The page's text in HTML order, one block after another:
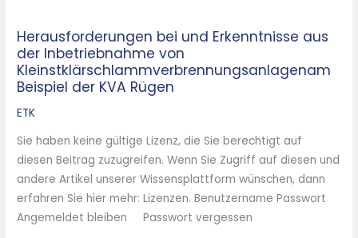
Herausforderungen bei und Erkenntnisse aus
der Inbetriebnahme von
Kleinstklärschlammverbrennungsanlagenam
Beispiel der KVA Rügen
ETK
Sie haben keine gültige Lizenz, die Sie berechtigt auf
diesen Beitrag zuzugreifen. Wenn Sie Zugriff auf diesen und
andere Artikel unserer Wissensplattform wünschen, dann
erfahren Sie hier mehr: Lizenzen. Benutzername Passwort
Angemeldet bleiben Passwort vergessen
Herausforderungen
bei
und
Erkenntnisse
aus
der
Inbetriebnahme
von
Kleinstklärschlammverbrennungsanlagenam
Beispiel
der